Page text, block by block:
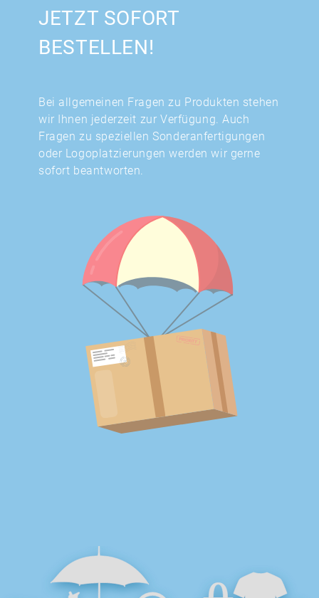
JETZT SOFORT
BESTELLEN!
Bei allgemeinen Fragen zu Produkten stehen
wir Ihnen jederzeit zur Verfügung. Auch
Fragen zu speziellen Sonderanfertigungen
oder Logoplatzierungen werden wir gerne
sofort beantworten.